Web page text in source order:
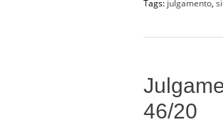
Tags: julgamento,
46/20